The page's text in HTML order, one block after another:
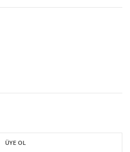
ÜYE OL